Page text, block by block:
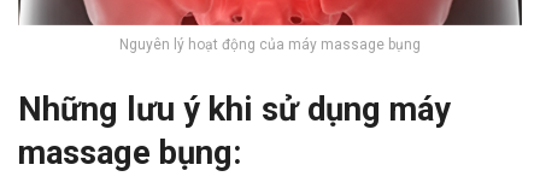
Nguyên lý hoạt động của máy massage bụng
Những lưu ý khi sử dụng máy
massage bụng: